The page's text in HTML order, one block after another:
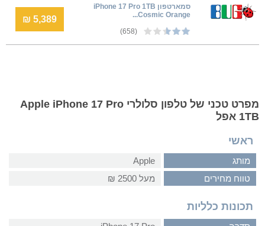
סמארטפון iPhone 17 Pro 1TB
Cosmic Orange...
(658)
5,389 ₪
מפרט טכני של טלפון סלולרי Apple iPhone 17 Pro
1TB אפל
ראשי
מותג
Apple
טווח מחירים
מעל 2500 ₪
תכונות כלליות